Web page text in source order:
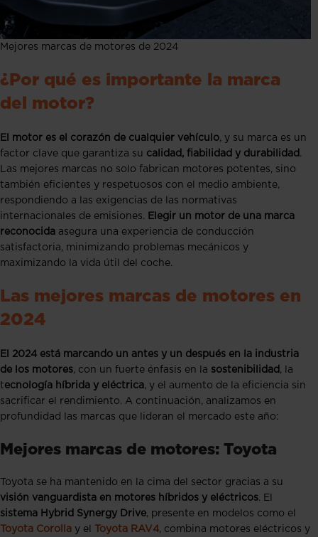
Mejores marcas de motores de 2024
¿Por qué es importante la marca
del motor?
El motor es el corazón de cualquier vehículo, y su marca es un
factor clave que garantiza su calidad, fiabilidad y durabilidad .
Las mejores marcas no solo fabrican motores potentes, sino
también eficientes y respetuosos con el medio ambiente,
respondiendo a las exigencias de las normativas
internacionales de emisiones. Elegir un motor de una marca
reconocida asegura una experiencia de conducción
satisfactoria, minimizando problemas mecánicos y
maximizando la vida útil del coche.
Las mejores marcas de motores en
2024
El 2024 está marcando un antes y un después en la industria
de los motores, con un fuerte énfasis en la sostenibilidad , la
tecnología híbrida y eléctrica, y el aumento de la eficiencia sin
sacrificar el rendimiento. A continuación, analizamos en
profundidad las marcas que lideran el mercado este año:
Mejores marcas de motores: Toyota
Toyota se ha mantenido en la cima del sector gracias a su
visión vanguardista en motores híbridos y eléctricos. El
sistema Hybrid Synergy Drive, presente en modelos como el
Toyota Corolla y el Toyota RAV4, combina motores eléctricos y